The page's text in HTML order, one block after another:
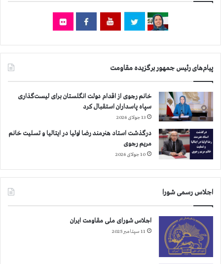
پیام‌های رئیس جمهور برگزیده مقاومت
خانم رجوی از اقدام دولت انگلستان برای لیست‌گذاری
سپاه پاسداران استقبال کرد
13 جولای 2026
درگذشت استاد هنرمند رضا اولیا در ایتالیا و تسلیت خانم
مریم رجوی
10 جولای 2026
اجلاس رسمی شورا
اجلاس شورای ملی مقاومت ایران
11 سپتامبر 2025